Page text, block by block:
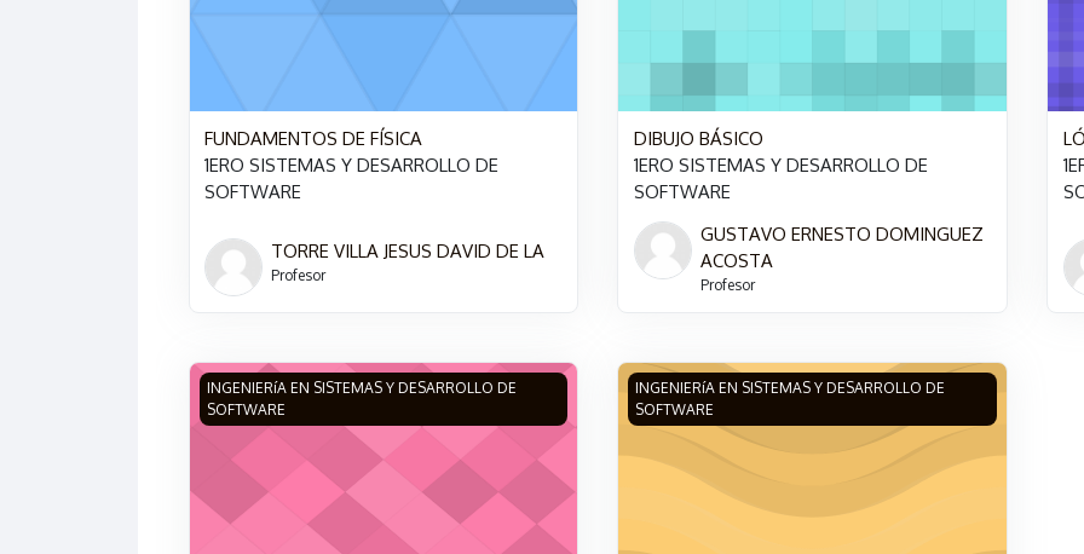
FUNDAMENTOS DE FÍSICA
1ERO SISTEMAS Y DESARROLLO DE
SOFTWARE
TORRE VILLA JESUS DAVID DE LA
Profesor
DIBUJO BÁSICO
1ERO SISTEMAS Y DESARROLLO DE
SOFTWARE
GUSTAVO ERNESTO DOMINGUEZ
ACOSTA
Profesor
Imagen del curso INTRODUCCIÓN A LA INGENIERÍA EN SOFTWARE
INGENIERíA EN SISTEMAS Y DESARROLLO DE
SOFTWARE
Imagen del curso MATEMÁTICAS BÁSICAS
INGENIERíA EN SISTEMAS Y DESARROLLO DE
SOFTWARE